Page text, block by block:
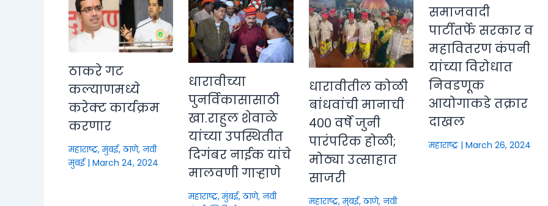
ठाकरे गट
कल्याणमध्ये
करेक्ट कार्यक्रम
करणार
महाराष्ट्र,मुंबई, ठाणे, नवी
मुंबई| March 24, 2024
धारावीच्या
पुनर्विकासासाठी
खा.राहुल शेवाळे
यांच्या उपस्थितीत
दिगंबर नाईक यांचे
मालवणी गाऱ्हाणे
महाराष्ट्र,मुंबई, ठाणे, नवी
धारावीतील कोळी
बांधवांची मानाची
४०० वर्षे जुनी
पारंपरिक होळी;
मोठ्या उत्साहात
साजरी
महाराष्ट्र,मुंबई, ठाणे, नवी
समाजवादी
पार्टीतर्फे सरकार व
महावितरण कंपनी
यांच्या विरोधात
निवडणूक
आयोगाकडे तक्रार
दाखल
महाराष्ट्र| March 26, 2024